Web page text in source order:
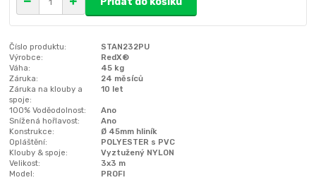
Číslo produktu:
STAN232PU
Výrobce:
RedX®
Váha:
45 kg
Záruka:
24 měsíců
Záruka na klouby a
spoje:
10 let
100% Voděodolnost:
Ano
Snížená hořlavost:
Ano
Konstrukce:
Ø 45mm hliník
Opláštění:
POLYESTER s PVC
Klouby & spoje:
Vyztužený NYLON
Velikost:
3x3 m
Model:
PROFI